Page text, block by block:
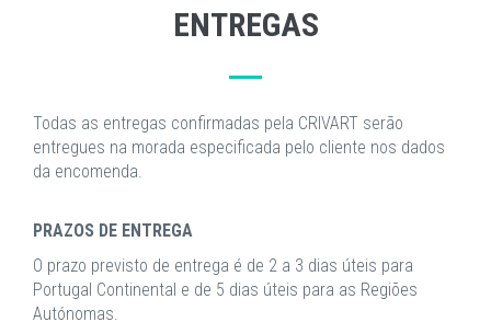
ENTREGAS
Todas as entregas confirmadas pela CRIVART serão
entregues na morada especificada pelo cliente nos dados
da encomenda.
PRAZOS DE ENTREGA
O prazo previsto de entrega é de 2 a 3 dias úteis para
Portugal Continental e de 5 dias úteis para as Regiões
Autónomas.